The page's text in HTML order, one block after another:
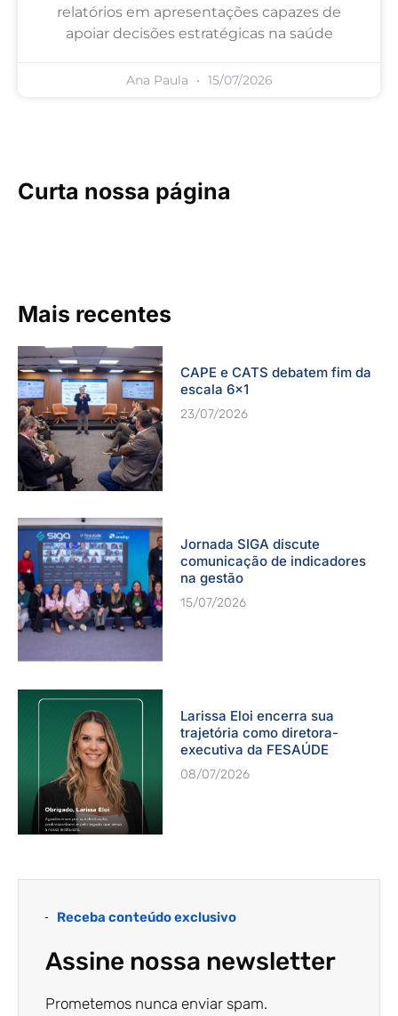
relatórios em apresentações capazes de
apoiar decisões estratégicas na saúde
Ana Paula 15/07/2026
Curta nossa página
Mais recentes
CAPE e CATS debatem fim da
escala 6×1
23/07/2026
Jornada SIGA discute
comunicação de indicadores
na gestão
15/07/2026
Larissa Eloi encerra sua
trajetória como diretora-
executiva da FESAÚDE
08/07/2026
Receba conteúdo exclusivo
Assine nossa newsletter
Prometemos nunca enviar spam.